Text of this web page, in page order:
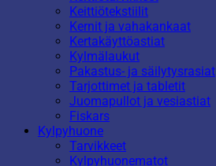
Keittiötekstiilit
Kernit ja vahakankaat
Kertakäyttöastiat
Kylmälaukut
Pakastus- ja säilytysrasiat
Tarjottimet ja tabletit
Juomapullot ja vesiastiat
Fiskars
Kylpyhuone
Tarvikkeet
Kylpyhuonematot